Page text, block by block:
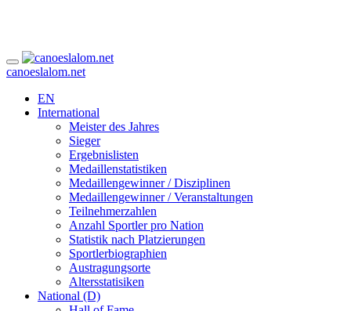
canoeslalom.net
EN
International
Meister des Jahres
Sieger
Ergebnislisten
Medaillenstatistiken
Medaillengewinner / Disziplinen
Medaillengewinner / Veranstaltungen
Teilnehmerzahlen
Anzahl Sportler pro Nation
Statistik nach Platzierungen
Sportlerbiographien
Austragungsorte
Altersstatisiken
National (D)